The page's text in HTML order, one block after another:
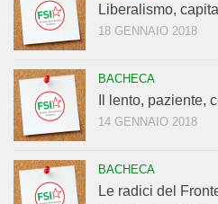
Liberalismo,
18 GENNAIO 2018
BACHECA
Il lento, paziente,
14 GENNAIO 2018
BACHECA
Le radici del